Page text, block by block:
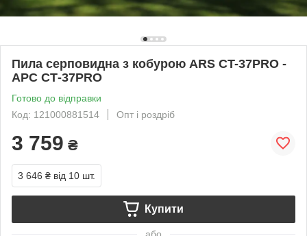
Пила серповидна з кобурою ARS CT-37PRO -
АРС СТ-37PRO
Готово до відправки
Код: 121000881514
Опт і роздріб
3 759 ₴
3 646 ₴ від 10 шт.
Купити
або